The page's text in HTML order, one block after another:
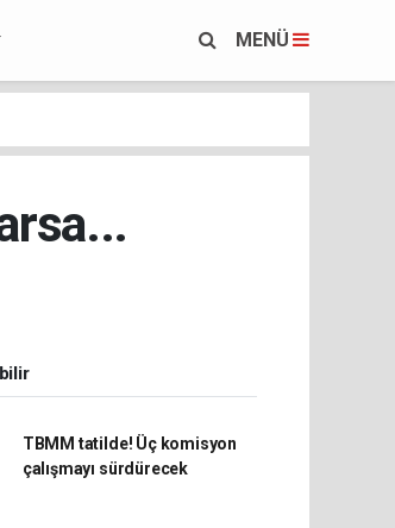
MENÜ
TBMM tatilde! Üç komisyon
çalışmayı sürdürecek